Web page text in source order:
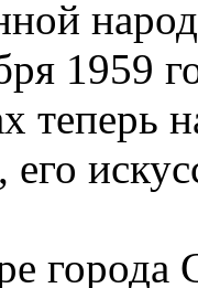
1959
теперь
его
города